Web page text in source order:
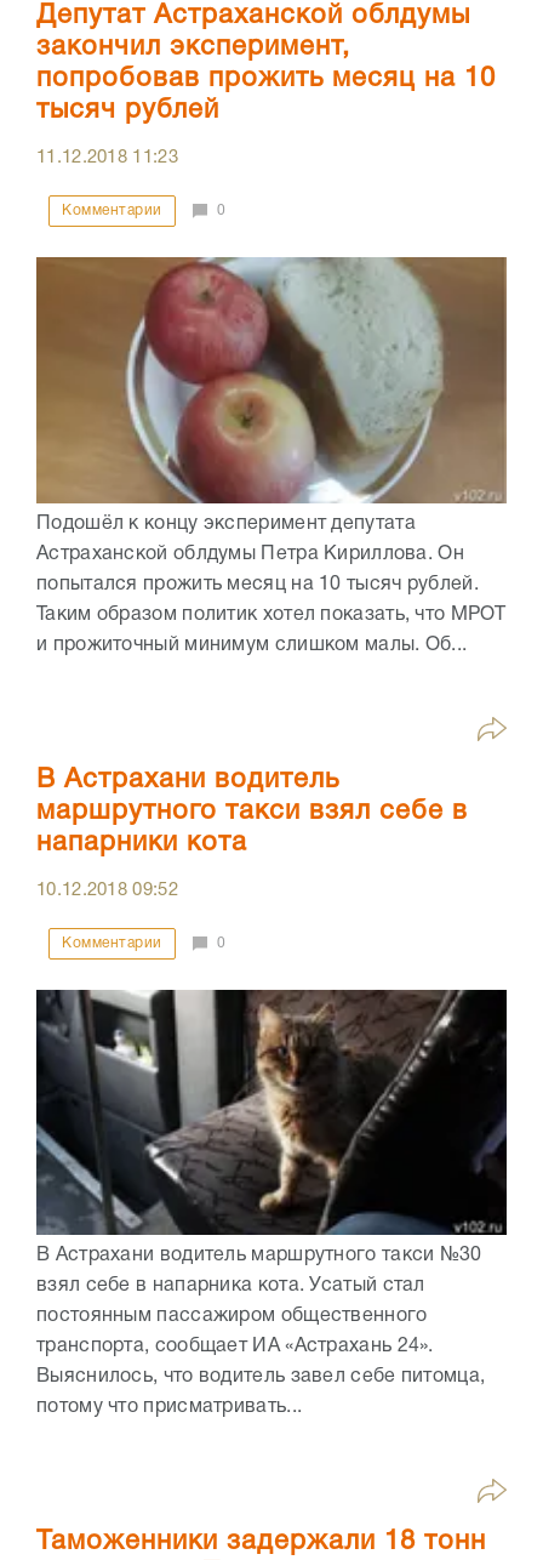
Депутат Астраханской облдумы
закончил эксперимент,
попробовав прожить месяц на 10
тысяч рублей
11.12.2018 11:23
Комментарии 0
Подошёл к концу эксперимент депутата
Астраханской облдумы Петра Кириллова. Он
попытался прожить месяц на 10 тысяч рублей.
Таким образом политик хотел показать, что МРОТ
и прожиточный минимум слишком малы. Об...
В Астрахани водитель
маршрутного такси взял себе в
напарники кота
10.12.201809:52
Комментарии 0
В Астрахани водитель маршрутного такси №30
взял себе в напарника кота. Усатый стал
постоянным пассажиром общественного
транспорта, сообщает ИА «Астрахань 24».
Выяснилось, что водитель завел себе питомца,
потому что присматривать...
Таможенники задержали 18 тонн